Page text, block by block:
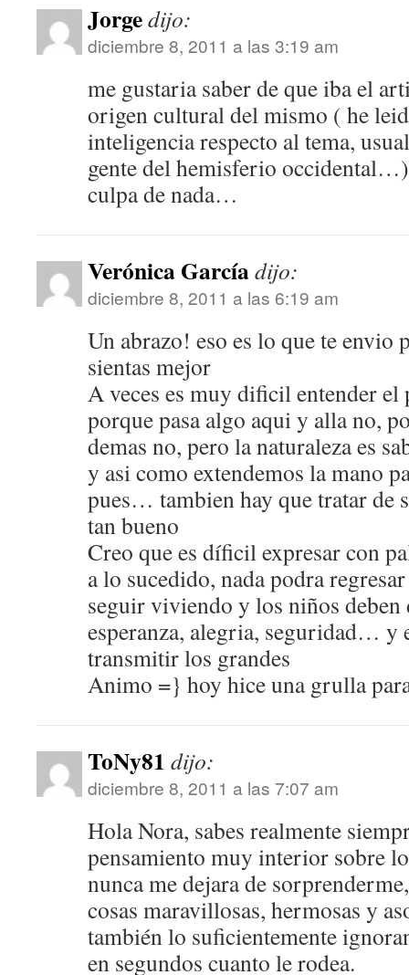
Jorgedijo:
diciembre 8, 2011 a las 3:19 am
me gustaria saber de que iba el
origen cultural del mismo ( he
inteligencia respecto al tema,
gente del hemisferio
culpa de nada…
Verónica Garcíadijo:
diciembre 8, 2011 a las 6:19 am
Un abrazo! eso es lo que te envio
sientas mejor
A veces es muy dificil entender el
porque pasa algo aqui y alla no,
demas no, pero la naturaleza es
y asi como extendemos la mano
pues… tambien hay que tratar de
tan bueno
Creo que es díficil expresar con
a lo sucedido, nada podra
seguir viviendo y los niños deben
esperanza, alegria, seguridad… y
transmitir los grandes
Animo =} hoy hice una grulla
ToNy81 dijo:
diciembre 8, 2011 a las 7:07 am
Hola Nora, sabes realmente
pensamiento muy interior sobre
nunca me dejara de
cosas maravillosas, hermosas y
también lo suficientemente
en segundos cuanto le rodea.